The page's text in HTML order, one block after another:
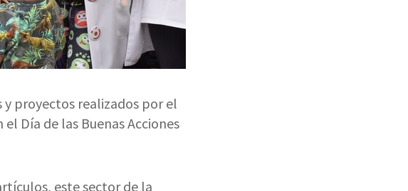
proyectos realizados por el
Día de las Buenas Acciones
este sector de la